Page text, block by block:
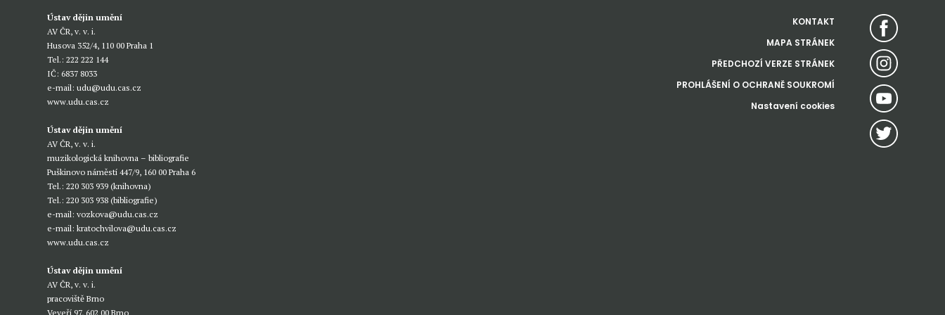
Ústav dějin umění
AV ČR, v. v. i.
Husova 352/4, 110 00 Praha 1
Tel.: 222 222 144
IČ: 6837 8033
e-mail:udu@udu.cas.cz
www.udu.cas.cz
Ústav dějin umění
AV ČR, v. v. i.
muzikologická knihovna – bibliografie
Puškinovo náměstí 447/9, 160 00 Praha 6
Tel.: 220 303 939 (knihovna)
Tel.: 220 303 938 (bibliografie)
e-mail:vozkova@udu.cas.cz
e-mail:kratochvilova@udu.cas.cz
www.udu.cas.cz
Ústav dějin umění
AV ČR, v. v. i.
pracoviště Brno
Veveří 97, 602 00 Brno
KONTAKT
MAPA STRÁNEK
PŘEDCHOZÍ VERZE STRÁNEK
PROHLÁŠENÍ O OCHRANĚ SOUKROMÍ
Nastavení cookies